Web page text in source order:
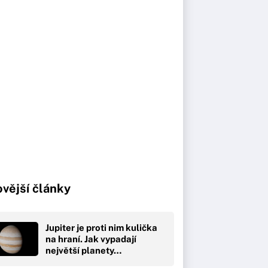
články
Jupiter je proti nim kulička
na hraní. Jak vypadají
největší planety…